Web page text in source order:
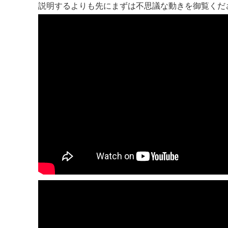
説明するよりも先にまずは不思議な動きを御覧くだ